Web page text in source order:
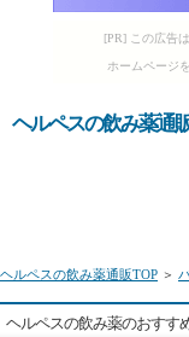
[PR] この広告
ホームページ
ヘルペスの飲み薬通
ヘルペスの飲み薬通販TOP ＞
ヘルペスの飲み薬のおすす